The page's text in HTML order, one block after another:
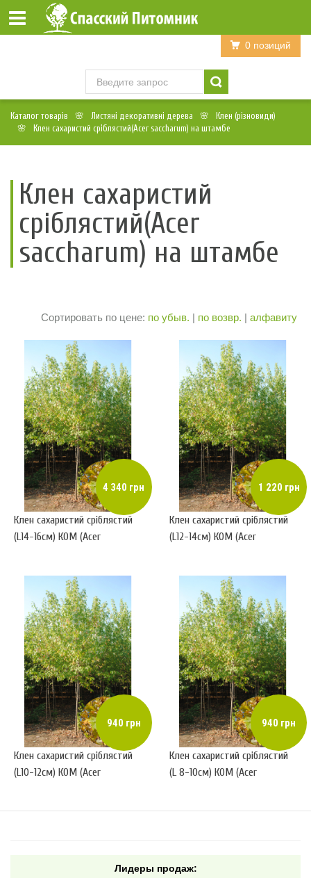
Войти Регистрация
0 позиций
Каталог товарів Листяні декоративні дерева
Клен (різновиди)
Клен сахаристий сріблястий(Acer saccharum) на штамбе
Клен сахаристий
сріблястий(Acer
saccharum) на штамбе
Сортировать по цене: по убыв. | по возвр. | алфавиту
4 340 грн
Клен сахаристий сріблястий
(L14-16см) КОМ (Acer
1 220 грн
Клен сахаристий сріблястий
(L12-14см) КОМ (Acer
940 грн
Клен сахаристий сріблястий
(L10-12см) КОМ (Acer
940 грн
Клен сахаристий сріблястий
(L 8-10см) КОМ (Acer
Лидеры продаж: